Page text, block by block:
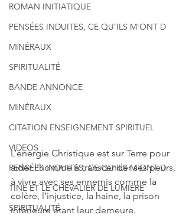
ROMAN INITIATIQUE
PENSÉES INDUITES, CE QU'ILS M'ONT D
MINÉRAUX
SPIRITUALITÉ
BANDE ANNONCE
MINÉRAUX
CITATION ENSEIGNEMENT SPIRITUEL
VIDEOS
PENSÉES INDUITES, CE QU'ILS M'ONT D
TINE ET LE CHEVALIER DE LUMIÈRE
SPIRITUALITÉ
L’énergie Christique est sur Terre pour
aider l’homme à transcender ses peurs,
à vivre avec ses ennemis comme la
colère, l’injustice, la haine, la prison
intérieure étant leur demeure.